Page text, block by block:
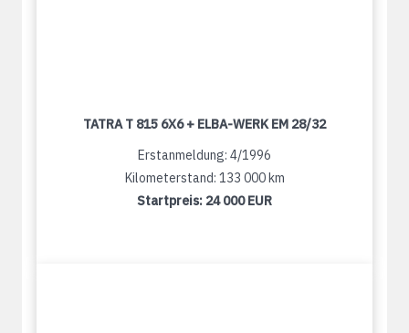
TATRA T 815 6X6 + ELBA-WERK EM 28/32
Erstanmeldung: 4/1996
Kilometerstand: 133 000 km
Startpreis: 24 000 EUR